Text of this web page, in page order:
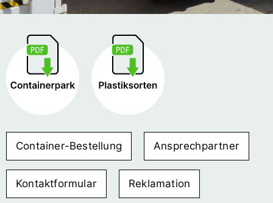
Container-Bestellung Ansprechpartner
Kontaktformular Reklamation